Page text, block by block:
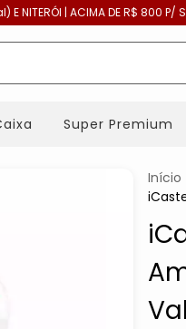
E NITERÓI | ACIMA DE R$ 800
Super Premium
Início